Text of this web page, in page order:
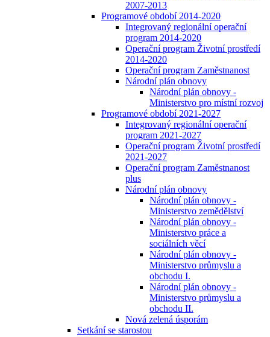
2007-2013
Programové období 2014-2020
Integrovaný regionální operační
program 2014-2020
Operační program Životní prostředí
2014-2020
Operační program Zaměstnanost
Národní plán obnovy
Národní plán obnovy -
Ministerstvo pro místní rozvoj
Programové období 2021-2027
Integrovaný regionální operační
program 2021-2027
Operační program Životní prostředí
2021-2027
Operační program Zaměstnanost
plus
Národní plán obnovy
Národní plán obnovy -
Ministerstvo zemědělství
Národní plán obnovy -
Ministerstvo práce a
sociálních věcí
Národní plán obnovy -
Ministerstvo průmyslu a
obchodu I.
Národní plán obnovy -
Ministerstvo průmyslu a
obchodu II.
Nová zelená úsporám
Setkání se starostou